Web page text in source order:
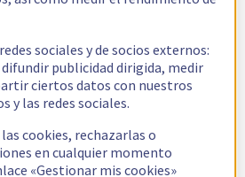
sociales y de socios externos:
publicidad dirigida, medir
ciertos datos con nuestros
y las redes sociales.
cookies, rechazarlas o
en cualquier momento
«Gestionar mis cookies»